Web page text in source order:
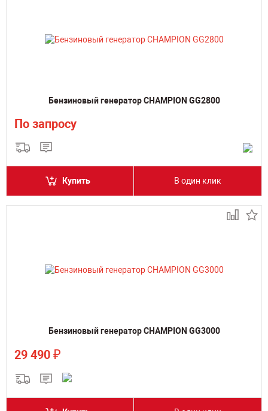
Бензиновый генератор CHAMPION GG2800
По запросу
Купить В один клик
Бензиновый генератор CHAMPION GG3000
29 490 ₽